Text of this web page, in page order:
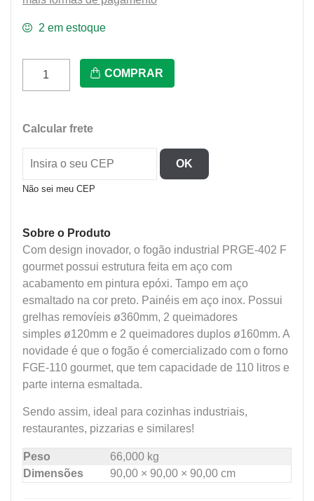
2 em estoque
Indl
Gourmet
Inox
quantidade
COMPRAR
Calcular frete
OK
Não sei meu CEP
Sobre o Produto
Com design inovador, o fogão industrial PRGE-402 F
gourmet possui estrutura feita em aço com
acabamento em pintura epóxi. Tampo em aço
esmaltado na cor preto. Painéis em aço inox. Possui
grelhas removíeis ø360mm, 2 queimadores
simples ø120mm e 2 queimadores duplos ø160mm. A
novidade é que o fogão é comercializado com o forno
FGE-110 gourmet, que tem capacidade de 110 litros e
parte interna esmaltada.
Sendo assim, ideal para cozinhas industriais,
restaurantes, pizzarias e similares!
Peso
66,000 kg
Dimensões
90,00 × 90,00 × 90,00 cm